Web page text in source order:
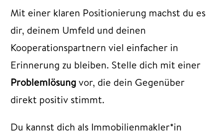
Mit einer klaren Positionierung machst du es
dir, deinem Umfeld und deinen
Kooperationspartnern viel einfacher in
Erinnerung zu bleiben. Stelle dich mit einer
Problemlösungvor, die dein Gegenüber
direkt positiv stimmt.
Du kannst dich als Immobilienmakler*in